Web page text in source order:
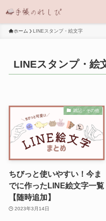
ホーム LINEスタンプ・絵文字
LINEスタンプ・絵
雑記・その他
ちびっと使いやすい！今ま
でに作ったLINE絵文字一覧
【随時追加】
2023年3月14日